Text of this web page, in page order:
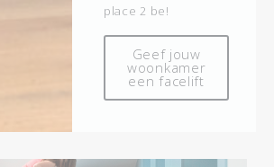
place 2 be!
Geef jouw
woonkamer
een facelift